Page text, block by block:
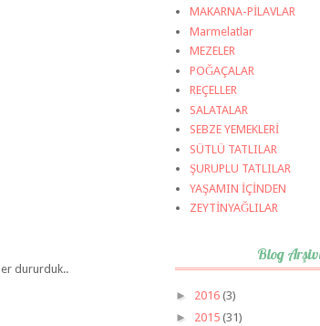
dururduk..
MAKARNA-PİLAVLAR
Marmelatlar
MEZELER
POĞAÇALAR
REÇELLER
SALATALAR
SEBZE YEMEKLERİ
SÜTLÜ TATLILAR
ŞURUPLU TATLILAR
YAŞAMIN İÇİNDEN
ZEYTİNYAĞLILAR
Blog
► 2016 (3)
► 2015 (31)